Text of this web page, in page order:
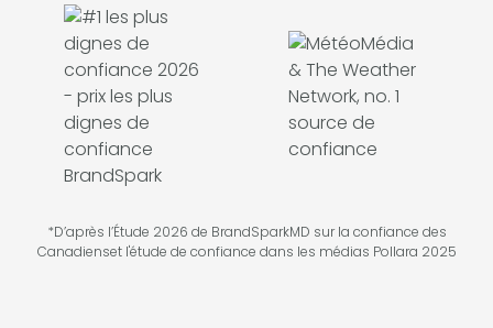
*D’après l’Étude 2026 de BrandSparkMD sur la confiance des
Canadienset l'étude de confiance dans les médias Pollara 2025